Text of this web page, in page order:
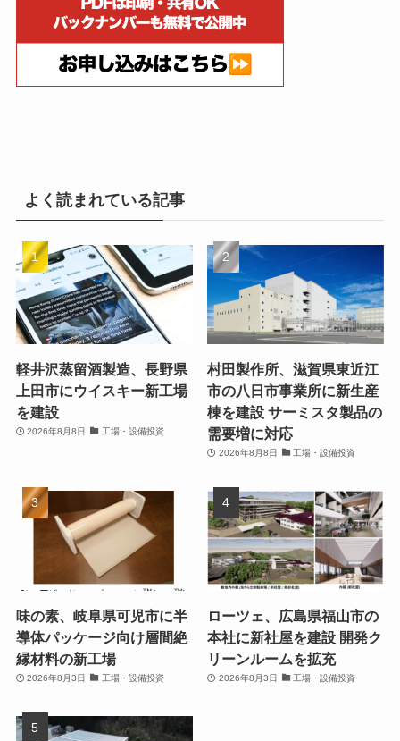
よく読まれている記事
軽井沢蒸留酒製造、長野県
上田市にウイスキー新工場
を建設
2026年8月8日 工場・設備投資
村田製作所、滋賀県東近江
市の八日市事業所に新生産
棟を建設 サーミスタ製品の
需要増に対応
2026年8月8日 工場・設備投資
味の素、岐阜県可児市に半
導体パッケージ向け層間絶
縁材料の新工場
2026年8月3日 工場・設備投資
ローツェ、広島県福山市の
本社に新社屋を建設 開発ク
リーンルームを拡充
2026年8月3日 工場・設備投資